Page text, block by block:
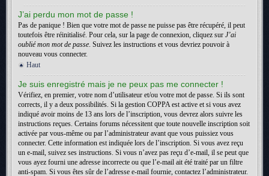
J’ai perdu mon mot de passe !
Pas de panique ! Bien que votre mot de passe ne puisse pas être récupéré, il peut
toutefois être réinitialisé. Pour cela, sur la page de connexion, cliquez sur J’ai
oublié mon mot de passe. Suivez les instructions et vous devriez pouvoir à
nouveau vous connecter.
Haut
Je suis enregistré mais je ne peux pas me connecter !
Vérifiez, en premier, votre nom d’utilisateur et/ou votre mot de passe. Si ils sont
corrects, il y a deux possibilités. Si la gestion COPPA est active et si vous avez
indiqué avoir moins de 13 ans lors de l’inscription, vous devrez alors suivre les
instructions reçues. Certains forums nécessitent que toute nouvelle inscription soit
activée par vous-même ou par l’administrateur avant que vous puissiez vous
connecter. Cette information est indiquée lors de l’inscription. Si vous avez reçu
un e-mail, suivez ses instructions. Si vous n’avez pas reçu d’e-mail, il se peut que
vous ayez fourni une adresse incorrecte ou que l’e-mail ait été traité par un filtre
anti-spam. Si vous êtes sûr de l’adresse e-mail fournie, contactez l’administrateur.